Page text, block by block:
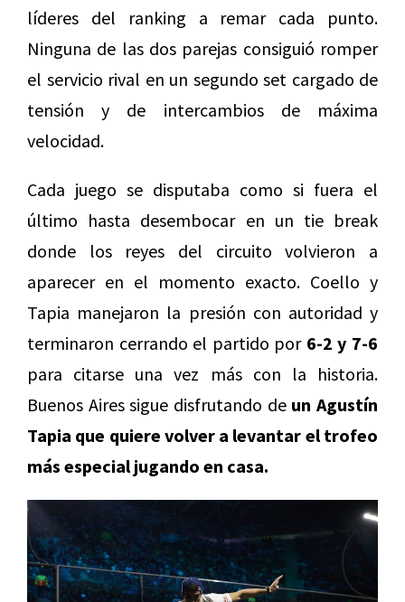
líderes del ranking a remar cada punto.
Ninguna de las dos parejas consiguió romper
el servicio rival en un segundo set cargado de
tensión y de intercambios de máxima
velocidad.
Cada juego se disputaba como si fuera el
último hasta desembocar en un tie break
donde los reyes del circuito volvieron a
aparecer en el momento exacto. Coello y
Tapia manejaron la presión con autoridad y
terminaron cerrando el partido por 6-2 y 7-6
para citarse una vez más con la historia.
Buenos Aires sigue disfrutando de un Agustín
Tapia que quiere volver a levantar el trofeo
más especial jugando en casa.